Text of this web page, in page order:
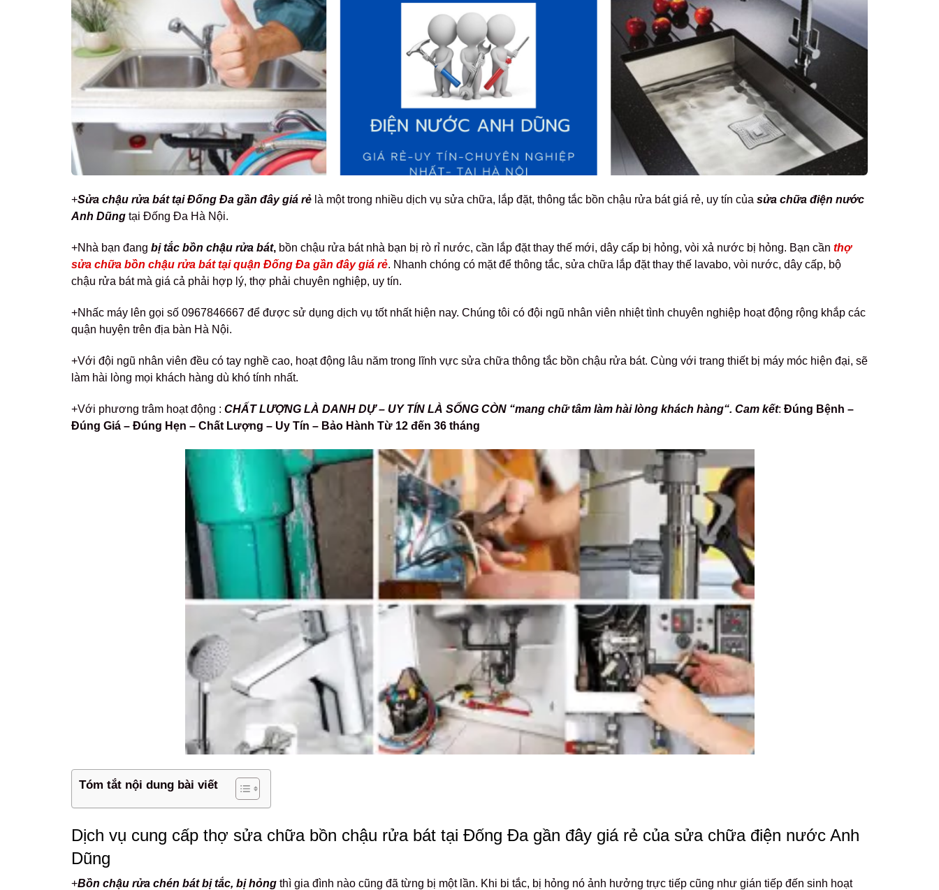
+Sửa chậu rửa bát tại Đống Đa gần đây giá rẻ là một trong nhiều dịch vụ sửa chữa, lắp đặt, thông tắc bồn chậu rửa bát giá rẻ, uy tín của sửa chữa điện nước
Anh Dũng tại Đống Đa Hà Nội.
+Nhà bạn đang bị tắc bồn chậu rửa bát, bồn chậu rửa bát nhà bạn bị rò rỉ nước, cần lắp đặt thay thế mới, dây cấp bị hỏng, vòi xả nước bị hỏng. Bạn cần thợ
sửa chữa bồn chậu rửa bát tại quận Đống Đa gần đây giá rẻ. Nhanh chóng có mặt để thông tắc, sửa chữa lắp đặt thay thế lavabo, vòi nước, dây cấp, bộ
chậu rửa bát mà giá cả phải hợp lý, thợ phải chuyên nghiệp, uy tín.
+Nhấc máy lên gọi số 0967846667 để được sử dụng dịch vụ tốt nhất hiện nay. Chúng tôi có đội ngũ nhân viên nhiệt tình chuyên nghiệp hoạt động rộng khắp các
quận huyện trên địa bàn Hà Nội.
+Với đội ngũ nhân viên đều có tay nghề cao, hoạt động lâu năm trong lĩnh vực sửa chữa thông tắc bồn chậu rửa bát. Cùng với trang thiết bị máy móc hiện đại, sẽ
làm hài lòng mọi khách hàng dù khó tính nhất.
+Với phương trâm hoạt động : CHẤT LƯỢNG LÀ DANH DỰ – UY TÍN LÀ SỐNG CÒN “mang chữ tâm làm hài lòng khách hàng“. Cam kết: Đúng Bệnh –
Đúng Giá – Đúng Hẹn – Chất Lượng – Uy Tín – Bảo Hành Từ 12 đến 36 tháng
Tóm tắt nội dung bài viết
Dịch vụ cung cấp thợ sửa chữa bồn chậu rửa bát tại Đống Đa gần đây giá rẻ của sửa chữa điện nước Anh
Dũng
+Bồn chậu rửa chén bát bị tắc, bị hỏng thì gia đình nào cũng đã từng bị một lần. Khi bi tắc, bị hỏng nó ảnh hưởng trực tiếp cũng như gián tiếp đến sinh hoạt